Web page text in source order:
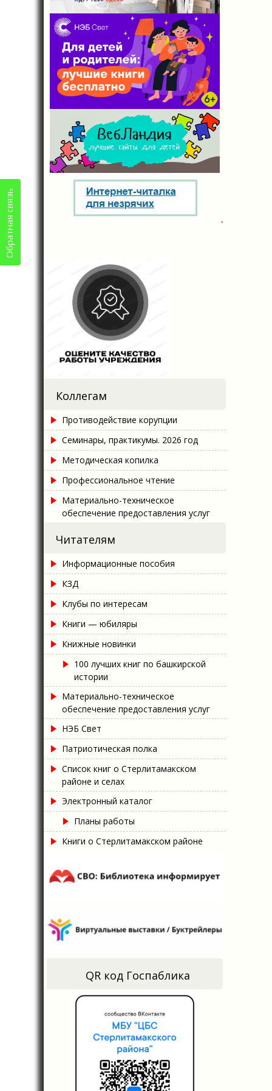
Коллегам
Противодействие корупции
Семинары, практикумы. 2026 год
Методическая копилка
Профессиональное чтение
Материально-техническое
обеспечение предоставления услуг
Читателям
Информационные пособия
КЗД
Клубы по интересам
Книги — юбиляры
Книжные новинки
100 лучших книг по башкирской
истории
Материально-техническое
обеспечение предоставления услуг
НЭБ Свет
Патриотическая полка
Список книг о Стерлитамакском
районе и селах
Электронный каталог
Планы работы
Книги о Стерлитамакском районе
QR код Госпаблика
Обратная связь